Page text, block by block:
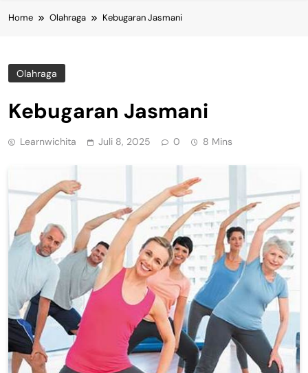
Home Olahraga Kebugaran Jasmani
Olahraga
Kebugaran Jasmani
Learnwichita Juli 8, 2025 0 8 Mins